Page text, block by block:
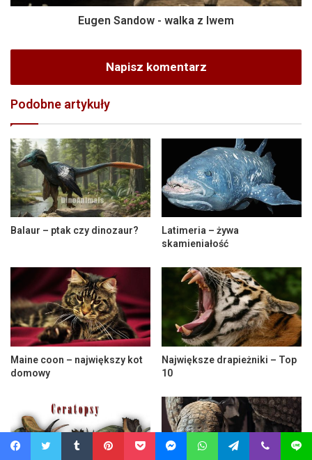
Eugen Sandow - walka z lwem
Napisz komentarz
Podobne artykuły
Balaur – ptak czy dinozaur?
Latimeria – żywa
skamieniałość
Maine coon – największy kot
domowy
Największe drapieżniki – Top
10